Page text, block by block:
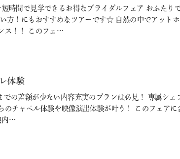
時間で見学できるお得なブライダルフェア おふたり
方！にもおすすめなツアーです☆ 自然の中でアット
ス！！ このフェ…
体験
の差額が少ない内容充実のプランは必見！ 専属シェ
チャペル体験や映像演出体験が叶う！ このフェアに
内…